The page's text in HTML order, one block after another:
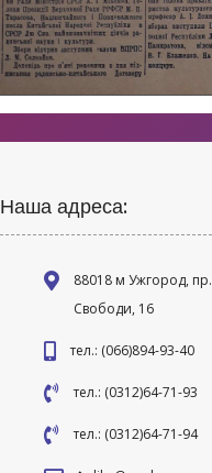
Наша адреса:
88018 м Ужгород, пр.
Свободи, 16
тел.: (066)894-93-40
тел.: (0312)64-71-93
тел.: (0312)64-71-94